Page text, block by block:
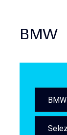
BMW